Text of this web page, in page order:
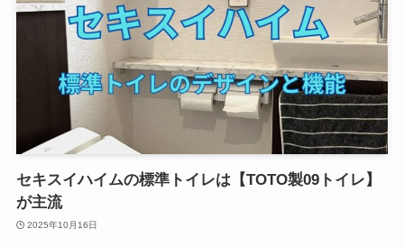
セキスイハイムの標準トイレは【TOTO製09トイレ】
が主流
2025年10月16日